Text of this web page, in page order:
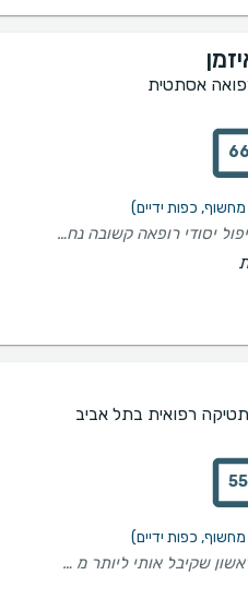
אסתטית
שרות מקצועי ברמה גבוה טיפול יסודי רופאה קשובה נחמדה וחביבה
רפואית בתל אביב
ד"ר קורן הוא רופא העור הראשון שקיבל אותי ליותר מ 5 דקות. התייחס בצורה רצינית לתלונות שלי, והציע טיפול יסודי כדי למצוא את מקור התלונה.